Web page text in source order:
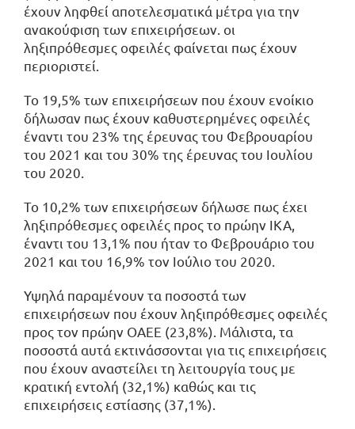
έχουν ληφθεί αποτελεσματικά μέτρα για την
ανακούφιση των επιχειρήσεων. οι
ληξιπρόθεσμες οφειλές φαίνεται πως έχουν
περιοριστεί.
Το 19,5% των επιχειρήσεων που έχουν ενοίκιο
δήλωσαν πως έχουν καθυστερημένες οφειλές
έναντι του 23% της έρευνας του Φεβρουαρίου
του 2021 και του 30% της έρευνας του Ιουλίου
του 2020.
Το 10,2% των επιχειρήσεων δήλωσε πως έχει
ληξιπρόθεσμες οφειλές προς το πρώην ΙΚΑ,
έναντι του 13,1% που ήταν το Φεβρουάριο του
2021 και του 16,9% τον Ιούλιο του 2020.
Υψηλά παραμένουν τα ποσοστά των
επιχειρήσεων που έχουν ληξιπρόθεσμες οφειλές
προς τον πρώην ΟΑΕΕ (23,8%). Μάλιστα, τα
ποσοστά αυτά εκτινάσσονται για τις επιχειρήσεις
που έχουν αναστείλει τη λειτουργία τους με
κρατική εντολή (32,1%) καθώς και τις
επιχειρήσεις εστίασης (37,1%).